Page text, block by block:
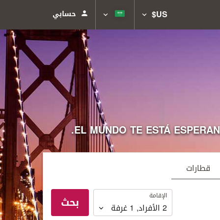
US$ حسابي
EL MUNDO TE ESTÁ
قطارات
الإقامة
الإقامة
2 الأفراد,
1غرفة بحث